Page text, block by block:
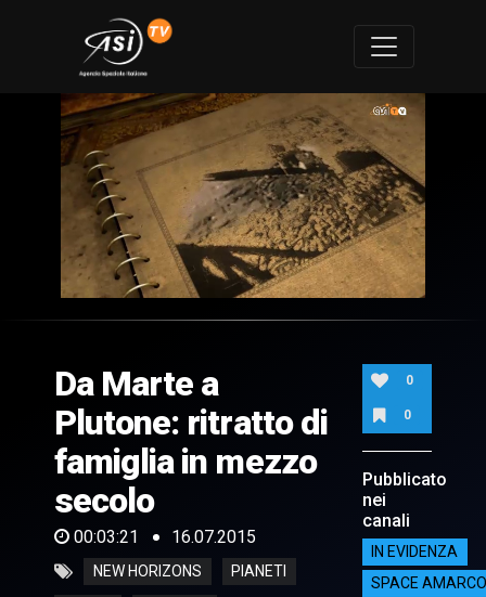
of
21
seconds
Da Marte a
Plutone: ritratto di
famiglia in mezzo
secolo
00:03:21 16.07.2015
NEW HORIZONS PIANETI
0
0
Pubblicato
nei
canali
IN EVIDENZA
SPACE